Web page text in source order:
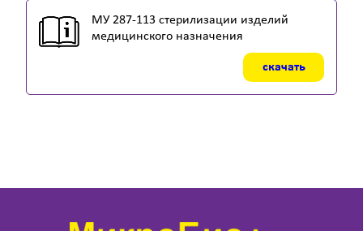
МУ 287-113 стерилизации изделий
медицинского назначения
скачать